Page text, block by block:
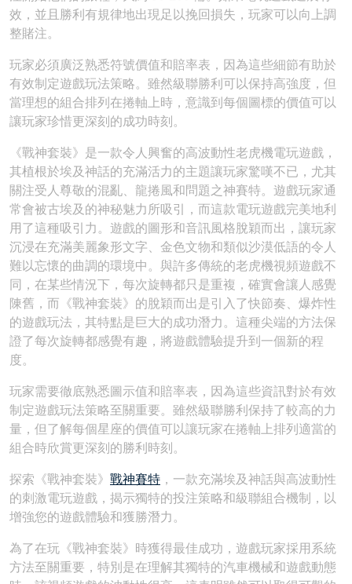
效，並且勝利有規律地出現足以挽回損失，玩家可以向上調
整賭注。
玩家必須廣泛熟悉符號價值和賠率表，因為這些細節有助於
有效制定遊戲玩法策略。雖然級聯勝利可以保持高強度，但
當理想的組合排列在捲軸上時，意識到每個圖標的價值可以
讓玩家珍惜更深刻的成功時刻。
《戰神套裝》是一款令人興奮的高波動性老虎機電玩遊戲，
其植根於埃及神話的充滿活力的主題讓玩家驚嘆不已，尤其
關注受人尊敬的混亂、龍捲風和問題之神賽特。遊戲玩家通
常會被古埃及的神秘魅力所吸引，而這款電玩遊戲完美地利
用了這種吸引力。遊戲的圖形和音訊風格脫穎而出，讓玩家
沉浸在充滿美麗象形文字、金色文物和類似沙漠低語的令人
難以忘懷的曲調的環境中。與許多傳統的老虎機視頻遊戲不
同，在某些情況下，每次旋轉都只是重複，確實會讓人感覺
陳舊，而《戰神套裝》的脫穎而出是引入了快節奏、爆炸性
的遊戲玩法，其特點是巨大的成功潛力。這種尖端的方法保
證了每次旋轉都感覺有趣，將遊戲體驗提升到一個新的程
度。
玩家需要徹底熟悉圖示值和賠率表，因為這些資訊對於有效
制定遊戲玩法策略至關重要。雖然級聯勝利保持了較高的力
量，但了解每個星座的價值可以讓玩家在捲軸上排列適當的
組合時欣賞更深刻的勝利時刻。
探索《戰神套裝》 戰神賽特 ，一款充滿埃及神話與高波動性
的刺激電玩遊戲，揭示獨特的投注策略和級聯組合機制，以
增強您的遊戲體驗和獲勝潛力。
為了在玩《戰神套裝》時獲得最佳成功，遊戲玩家採用系統
方法至關重要，特別是在理解其獨特的汽車機械和遊戲動態